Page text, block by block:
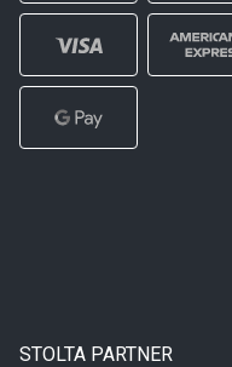
STOLTA PARTNER